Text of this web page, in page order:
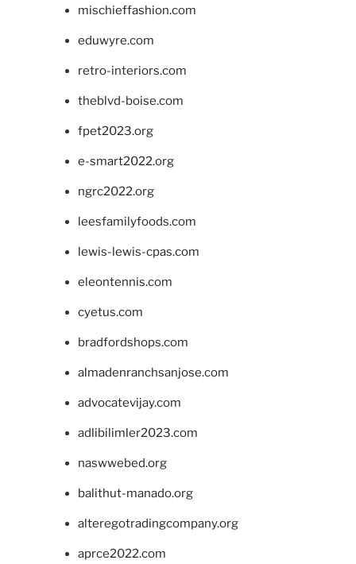
mischieffashion.com
eduwyre.com
retro-interiors.com
theblvd-boise.com
fpet2023.org
e-smart2022.org
ngrc2022.org
leesfamilyfoods.com
lewis-lewis-cpas.com
eleontennis.com
cyetus.com
bradfordshops.com
almadenranchsanjose.com
advocatevijay.com
adlibilimler2023.com
naswwebed.org
balithut-manado.org
alteregotradingcompany.org
aprce2022.com